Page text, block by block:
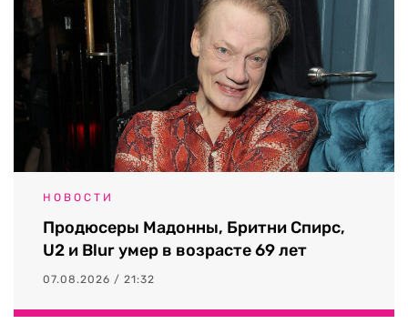
НОВОСТИ
Продюсеры Мадонны, Бритни Спирс,
U2 и Blur умер в возрасте 69 лет
07.08.2026 / 21:32